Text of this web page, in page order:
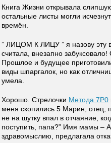
Книга Жизни открывала
остальные листы могли
времён.
” ЛИЦОМ К ЛИЦУ ” я назову эту
считала, внезапно
Прошлое и будущее
виды шпаргалок, но как
умела.
Хорошо. Стрелочки Метода 7Р0
меня скопились 5 Марин, отец,
не на шутку впал в отчаяние,
поступить, папа?” Имя мамы –
здравомыслию, предлагала